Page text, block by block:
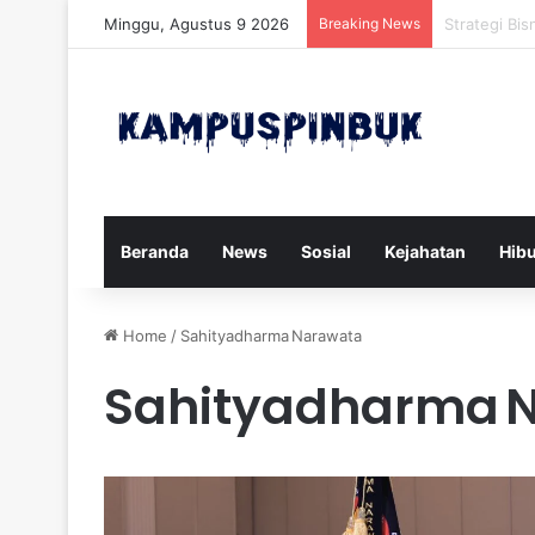
Minggu, Agustus 9 2026 Breaking News Xforce Siap
Beranda News Sosial Kejahatan
Home / Sahityadharma Narawata
Sahityadharma